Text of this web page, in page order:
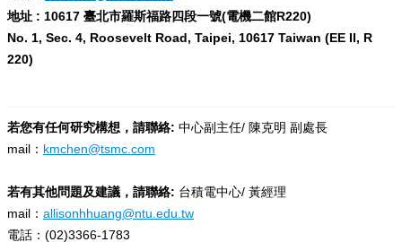
上
博
覽
繫
我
半
導
體
地址 : 10617 臺北市羅斯福路四段一號(電機二館R220)
No. 1, Sec. 4, Roosevelt Road, Taipei, 10617 Taiwan (EE II, R
220)
若您有任何研究構想，請聯絡: 中心副主任/ 陳克明 副處長
mail： kmchen@tsmc.com
若有其他問題及建議，請聯絡: 台積電中心/ 黃經理
mail： allisonhhuang@ntu.edu.tw
電話：(02)3366-1783